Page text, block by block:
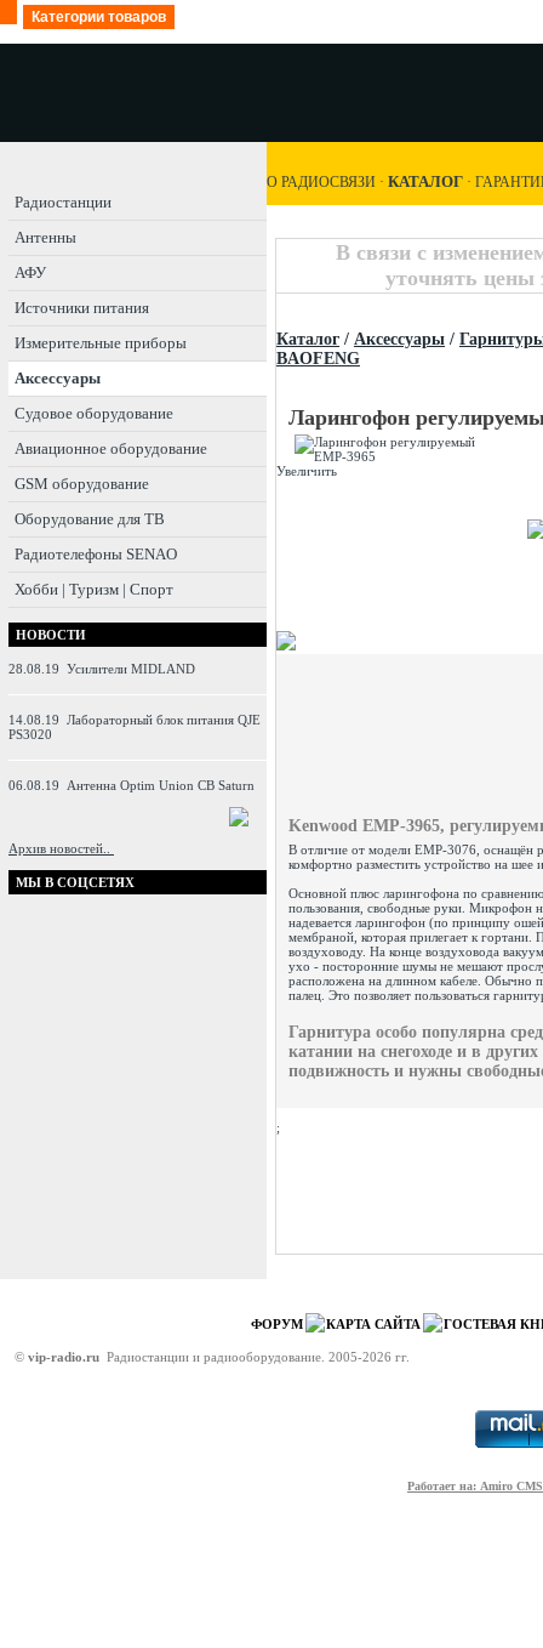
Категории товаров
Радиостанции
Антенны
АФУ
Источники питания
Измерительные приборы
Аксессуары
Судовое оборудование
Авиационное оборудование
GSM оборудование
Оборудование для ТВ
Радиотелефоны SENAO
Хобби | Туризм | Спорт
НОВОСТИ
28.08.19 Усилители MIDLAND
14.08.19 Лабораторный блок питания QJE
PS3020
06.08.19 Антенна Optim Union CB Saturn
Архив новостей..
МЫ В СОЦСЕТЯХ
О РАДИОСВЯЗИ · КАТАЛОГ ·
В связи с
уточнять цены
Каталог / Аксессуары /
BAOFENG
Ларингофон
Увеличить
Kenwood EMP-3965,
В отличие от модели EMP-3076, оснащён
комфортно разместить устройство на шее
Основной плюс ларингофона по
пользования, свободные руки. Микрофон
надевается ларингофон (по принципу
мембраной, которая прилегает к гортани.
воздуховоду. На конце воздуховода
ухо - посторонние шумы не мешают
расположена на длинном кабеле. Обычно
палец. Это позволяет пользоваться
Гарнитура особо популярна
катании на снегоходе и в
подвижность и нужны
;
ФОРУМ КАРТА САЙТА ГОСТЕВАЯ
© vip-radio.ru Радиостанции и радиооборудование. 2005-2026 гг.
Работает на: Amiro CMS